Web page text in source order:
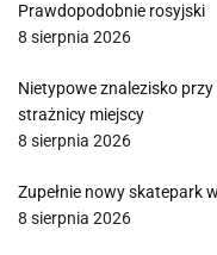
Prawdopodobnie rosyjski
8 sierpnia 2026
Nietypowe znalezisko
strażnicy miejscy
8 sierpnia 2026
Zupełnie nowy skatepark
8 sierpnia 2026